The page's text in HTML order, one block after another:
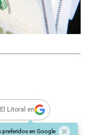
Litoral en
preferidos en Google